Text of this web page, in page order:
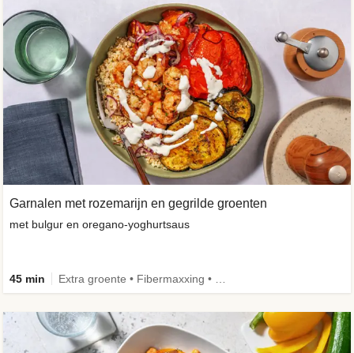
Garnalen met rozemarijn en gegrilde groenten
met bulgur en oregano-yoghurtsaus
45 min